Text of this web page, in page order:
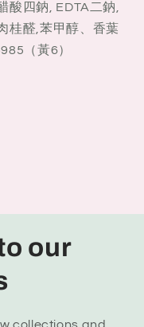
酸四鈉, EDTA二鈉,
桂醛,苯甲醇、香葉
（黃6）
our